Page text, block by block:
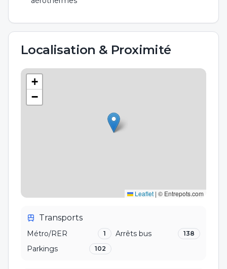
Localisation & Proximité
+
−
Leaflet | © Entrepots.com
Transports
Métro/RER 1 Arrêts bus 138
Parkings 102